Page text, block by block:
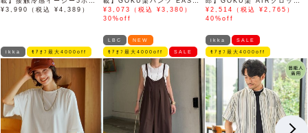
ット
¥3,990（税込 ¥4,389）
STRETCH 冷感アンクル
【接触冷感】「小泉孝太郎さ
¥3,073（税込 ¥3,380）
30%off
ドパンツ「小泉孝太郎さん着
用モデル」
¥2,514（税込 ¥2,765）
40%off
ikka ﾓｱｵﾌ最大4000off
LBC NEW
ﾓｱｵﾌ最大4000off SALE
ikka SALE
ﾓｱｵﾌ最大4000off